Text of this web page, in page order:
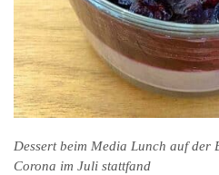
Dessert beim Media Lunch auf der
Corona im Juli stattfand